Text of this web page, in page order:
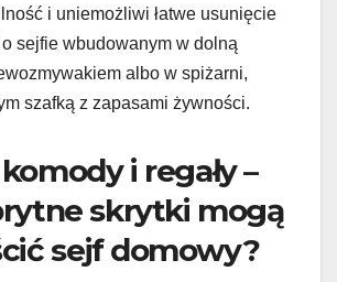
i uniemożliwi łatwe usunięcie
sejfie wbudowanym w dolną
albo w spiżarni,
szafką z zapasami żywności.
i regały –
skrytki mogą
sejf domowy?